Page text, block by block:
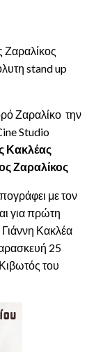
Ζαραλίκος
stand up
Ζαραλίκο την
Studio
Κακλέας
Ζαραλίκος
με τον
για πρώτη
Γιάννη Κακλέα
25
του